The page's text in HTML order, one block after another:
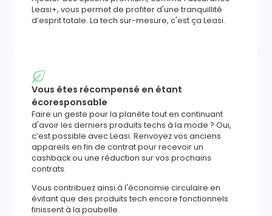
Leasi+, vous permet de profiter d'une tranquillité
d’esprit totale. La tech sur-mesure, c'est ça Leasi.
Vous êtes récompensé en étant
écoresponsable
Faire un geste pour la planète tout en continuant
d'avoir les derniers produits techs à la mode ? Oui,
c’est possible avec Leasi. Renvoyez vos anciens
appareils en fin de contrat pour recevoir un
cashback ou une réduction sur vos prochains
contrats.
Vous contribuez ainsi à l'économie circulaire en
évitant que des produits tech encore fonctionnels
finissent à la poubelle.